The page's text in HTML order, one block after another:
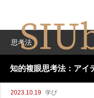
思考法
知的複眼思考法：アイ
2023.10.19 学び